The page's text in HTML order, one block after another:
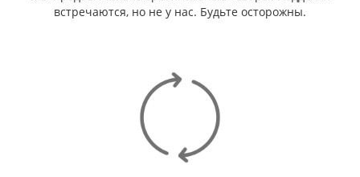
встречаются, но не у нас. Будьте осторожны.